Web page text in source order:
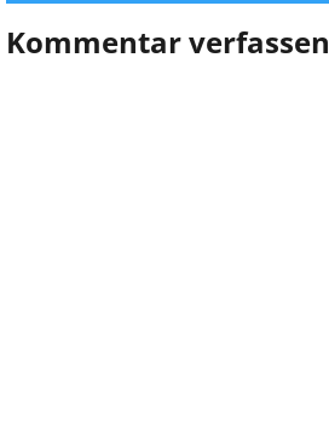
Kommentar verfassen